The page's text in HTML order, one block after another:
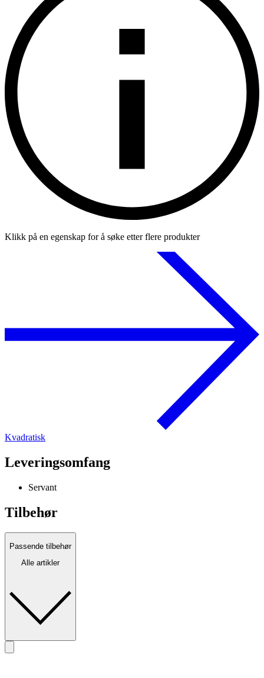
Klikk på en egenskap for å søke etter flere produkter
Kvadratisk
Leveringsomfang
Servant
Tilbehør
Passende tilbehør
Alle artikler